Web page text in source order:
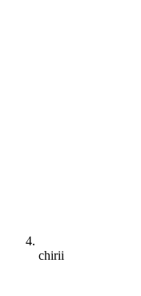
chirii